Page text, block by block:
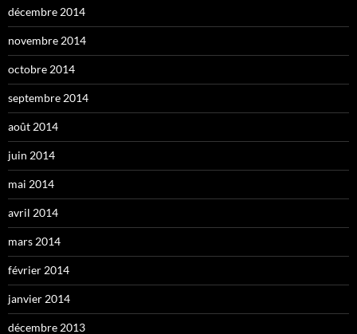
décembre 2014
novembre 2014
octobre 2014
septembre 2014
août 2014
juin 2014
mai 2014
avril 2014
mars 2014
février 2014
janvier 2014
décembre 2013